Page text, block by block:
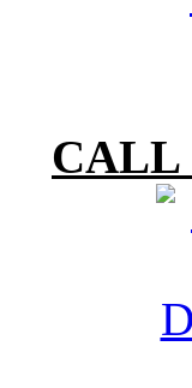
CALL